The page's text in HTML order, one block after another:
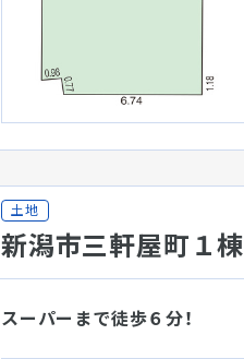
土地
新潟市三軒屋町１棟
スーパーまで徒歩６分！